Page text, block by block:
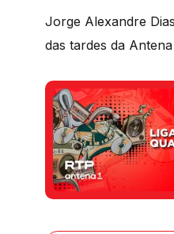
Jorge Alexandre
das tardes da